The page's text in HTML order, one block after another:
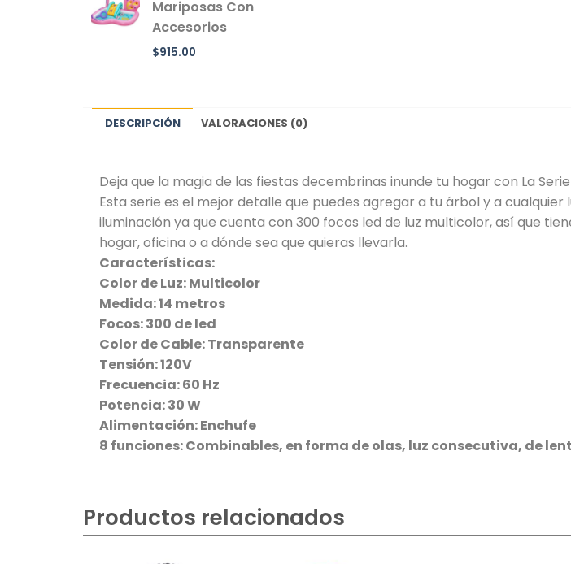
Mariposas Con
Accesorios
$915.00
DESCRIPCIÓN VALORACIONES (0)
Deja que la magia de las fiestas decembrinas inunde tu hogar con La
Esta serie es el mejor detalle que puedes agregar a tu árbol y a
iluminación ya que cuenta con 300 focos led de luz multicolor, así que
hogar, oficina o a dónde sea que quieras llevarla.
Características:
Color de Luz: Multicolor
Medida: 14 metros
Focos: 300 de led
Color de Cable: Transparente
Tensión: 120V
Frecuencia: 60 Hz
Potencia: 30 W
Alimentación: Enchufe
8 funciones: Combinables, en forma de olas, luz consecutiva, de
Productos relacionados